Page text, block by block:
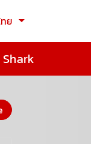
ทย
Shark